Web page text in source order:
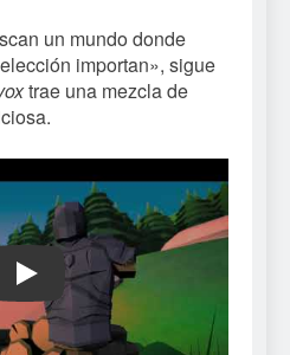
un mundo donde
importan», sigue
trae una mezcla de